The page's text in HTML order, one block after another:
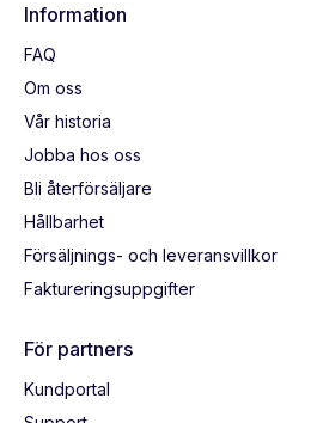
Information
FAQ
Om oss
Vår historia
Jobba hos oss
Bli återförsäljare
Hållbarhet
Försäljnings- och leveransvillkor
Faktureringsuppgifter
För partners
Kundportal